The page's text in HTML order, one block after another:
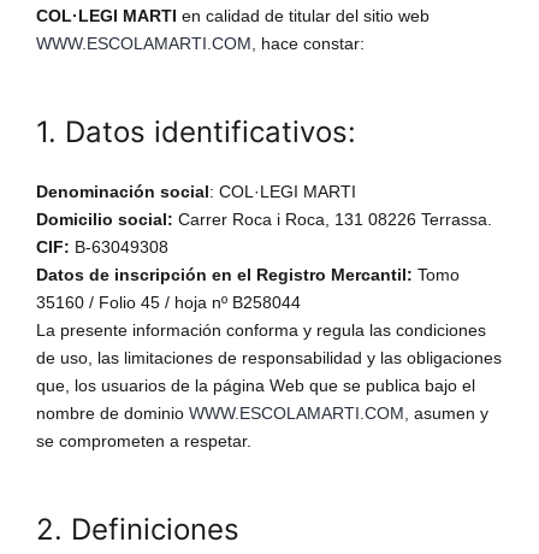
COL·LEGI MARTI en calidad de titular del sitio web
WWW.ESCOLAMARTI.COM, hace constar:
1. Datos identificativos:
Denominación social: COL·LEGI MARTI
Domicilio social: Carrer Roca i Roca, 131 08226 Terrassa.
CIF: B-63049308
Datos de inscripción en el Registro Mercantil: Tomo
35160 / Folio 45 / hoja nº B258044
La presente información conforma y regula las condiciones
de uso, las limitaciones de responsabilidad y las obligaciones
que, los usuarios de la página Web que se publica bajo el
nombre de dominio WWW.ESCOLAMARTI.COM, asumen y
se comprometen a respetar.
2. Definiciones